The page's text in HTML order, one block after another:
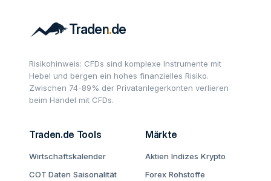
Risikohinweis: CFDs sind komplexe Instrumente mit
Hebel und bergen ein hohes finanzielles Risiko.
Zwischen 74-89% der Privatanlegerkonten verlieren
beim Handel mit CFDs.
Traden.de Tools
Wirtschaftskalender
COT Daten Saisonalität
Märkte
Aktien Indizes Krypto
Forex Rohstoffe